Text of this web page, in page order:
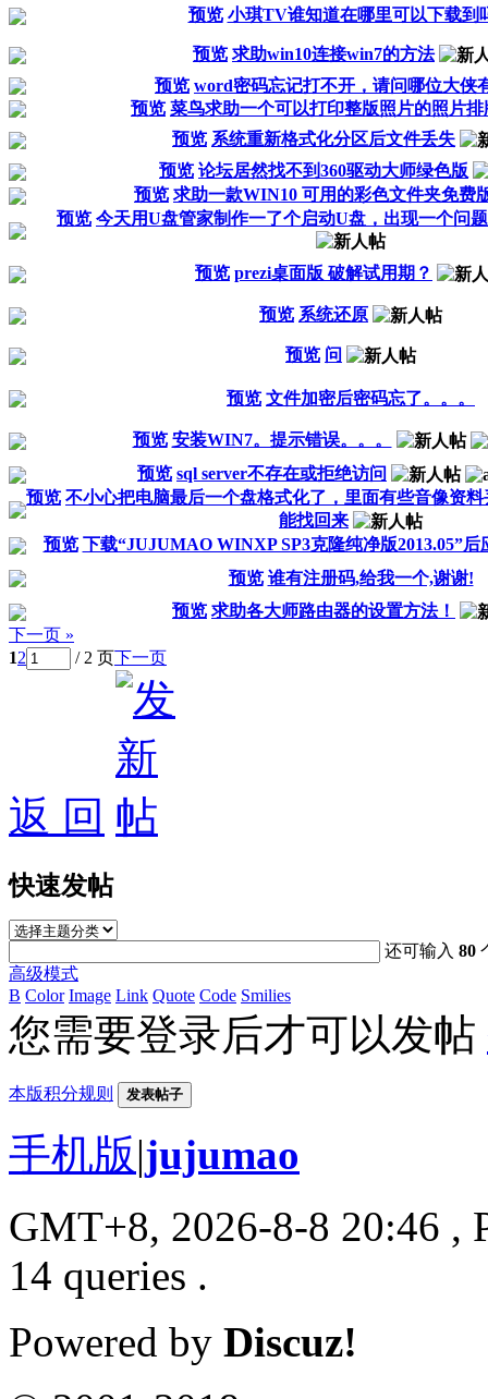
预览 小琪TV谁知道在哪里可以下载到
预览 求助win10连接win7的方法
预览 word密码忘记打不开，请问哪位大侠
预览 菜鸟求助一个可以打印整版照片的照片
预览 系统重新格式化分区后文件丢失
预览 论坛居然找不到360驱动大师绿色版
预览 求助一款WIN10 可用的彩色文件夹免费
预览 今天用U盘管家制作一了个启动U盘，出现一个问
预览 prezi桌面版 破解试用期？
预览 系统还原
预览 问
预览 文件加密后密码忘了。。。
预览 安装WIN7。提示错误。。。
预览 sql server不存在或拒绝访问
预览 不小心把电脑最后一个盘格式化了，里面有些音像资
能找回来
预览 下载“JUJUMAO WINXP SP3克隆纯净版2013.05”后
预览 谁有注册码,给我一个,谢谢!
预览 求助各大师路由器的设置方法！
下一页 »
12 / 2 页下一页
返 回
快速发帖
还可输入80
高级模式
B Color Image Link Quote Code Smilies
您需要登录后才可以发帖
本版积分规则 发表帖子
手机版|jujumao
GMT+8, 2026-8-8 20:46 ,
14 queries .
Powered by Discuz!